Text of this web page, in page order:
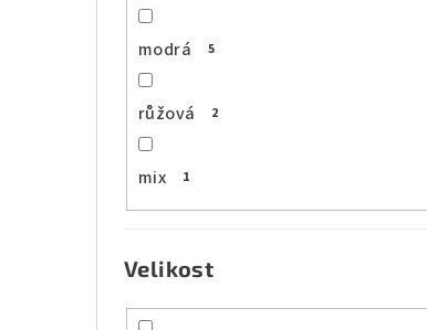
modrá 5
růžová 2
mix 1
Velikost